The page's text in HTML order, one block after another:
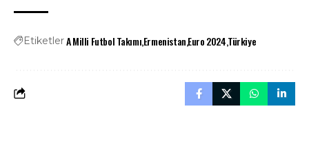
EtiketlerA Milli Futbol TakımıErmenistanEuro 2024Türkiye